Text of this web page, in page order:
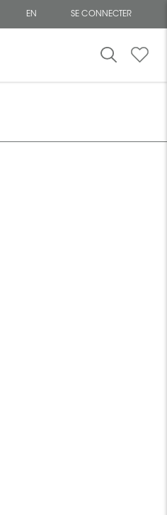
EN
SE CONNECTER